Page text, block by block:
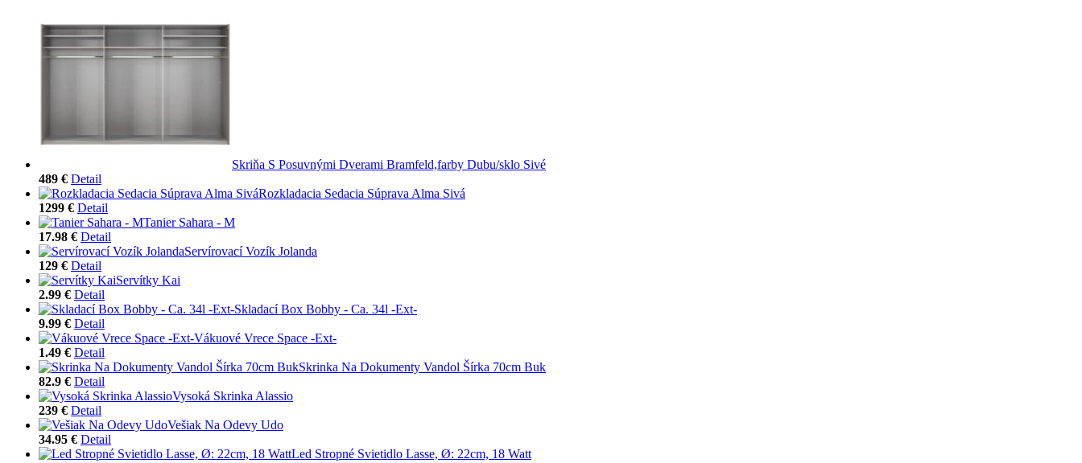
Skriňa S Posuvnými Dverami Bramfeld,farby Dubu/sklo Sivé
489 € Detail
Rozkladacia Sedacia Súprava Alma Sivá
1299 € Detail
Tanier Sahara - M
17.98 € Detail
Servírovací Vozík Jolanda
129 € Detail
Servítky Kai
2.99 € Detail
Skladací Box Bobby - Ca. 34l -Ext-
9.99 € Detail
Vákuové Vrece Space -Ext-
1.49 € Detail
Skrinka Na Dokumenty Vandol Šírka 70cm Buk
82.9 € Detail
Vysoká Skrinka Alassio
239 € Detail
Vešiak Na Odevy Udo
34.95 € Detail
Led Stropné Svietidlo Lasse, Ø: 22cm, 18 Watt